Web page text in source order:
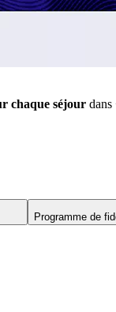
chaque séjour dans
Programme de